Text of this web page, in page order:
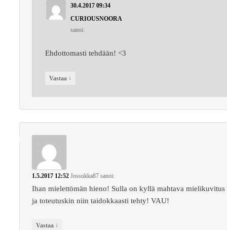
30.4.2017 09:34
CURIOUSNOORA
sanoi:
Ehdottomasti tehdään! <3
Vastaa ↓
1.5.2017 12:52 Jossukka87 sanoi:
Ihan mielettömän hieno! Sulla on kyllä mahtava mielikuvitus
ja toteutuskin niin taidokkaasti tehty! VAU!
Vastaa ↓